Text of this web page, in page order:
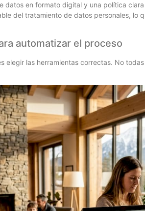
datos en formato digital y una política
del tratamiento de datos personales,
automatizar el proceso
elegir las herramientas correctas. No